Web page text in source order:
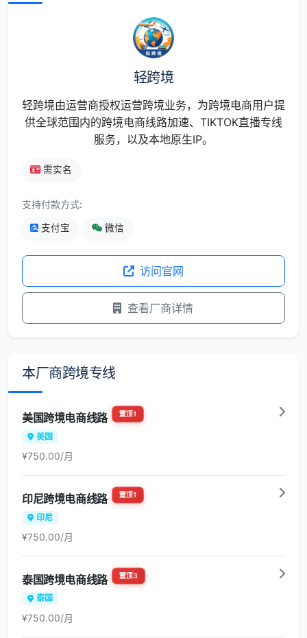
轻跨境
轻跨境由运营商授权运营跨境业务，为跨境电商用户提
供全球范围内的跨境电商线路加速、TIKTOK直播专线
服务，以及本地原生IP。
需实名
支持付款方式:
支付宝 微信
访问官网
查看厂商详情
本厂商跨境专线
美国跨境电商线路 置顶1
美国
¥750.00/月
印尼跨境电商线路 置顶1
印尼
¥750.00/月
泰国跨境电商线路 置顶3
泰国
¥750.00/月